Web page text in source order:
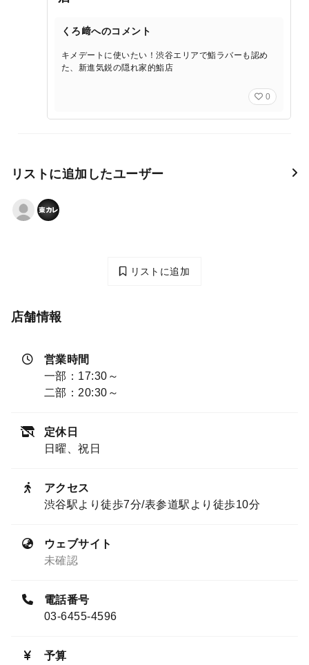
くろ﨑へのコメント
キメデートに使いたい！渋谷エリアで鮨ラバーも認め
た、新進気鋭の隠れ家的鮨店
0
リストに追加したユーザー
リストに追加
店舗情報
営業時間
一部：17:30～
二部：20:30～
定休日
日曜、祝日
アクセス
渋谷駅より徒歩7分/表参道駅より徒歩10分
ウェブサイト
未確認
電話番号
03-6455-4596
予算